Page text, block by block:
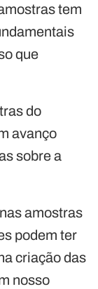
tem
que
do
avanço
sobre a
amostras
podem ter
criação das
nosso